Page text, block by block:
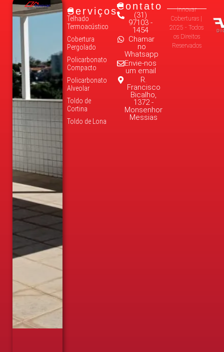
Serviços
Telhado
Termoacústico
Cobertura
Pergolado
Policarbonato
Compacto
Policarbonato
Alveolar
Toldo de
Cortina
Toldo de Lona
Contato
(31)
97103 -
1454
Chamar
no
Whatsapp
Envie-nos
um email
R.
Francisco
Bicalho,
1372 -
Monsenhor
Messias
Innovar
Coberturas |
2025 - Todos
os Direitos
Reservados